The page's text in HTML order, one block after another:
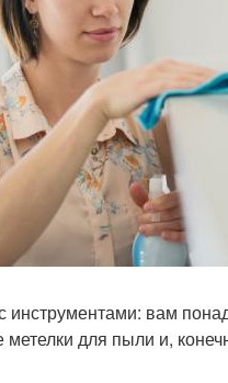
вам
метелки для пыли и,